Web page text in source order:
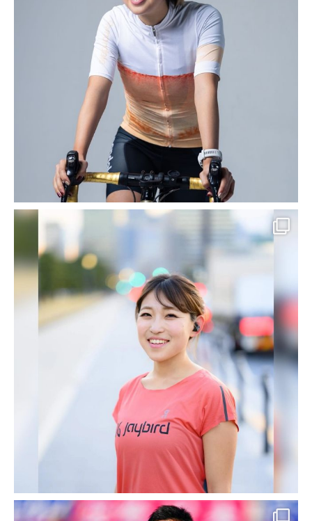
Kプロデュースとは？
レンタカー
レンタカー
2023-08-28
SEO対策 導入実績・事例
大阪府 堺市の格安・安いレンタ
カーWEBサイト｜大阪府 堺市
の24時間レンタカーなら「24レ
ンタカー堺三国ヶ丘店」
三国ヶ丘駅から徒歩15分！3時間2,232円～大
阪府堺市の24時間いつでも借りられる、いつ
でも返せるセルフレンタカーを格安予約！全
車カーナビ・ドラレコ・ETC標準装備。利用
ごとに除菌・清掃いたしますので安心！予約
後最短1 […]
SEO対策 導入実績・事例
横浜市 旭区の格安・安いレンタ